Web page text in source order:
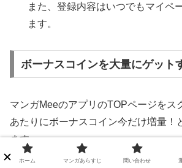
また、登録内容はいつでもマイペ
ます。
ボーナスコインを大量にゲット
マンガMeeのアプリのTOPページをス
あたりにボーナスコイン今だけ増量！
ます。
ホーム マンガあらすじ 問い合わせ